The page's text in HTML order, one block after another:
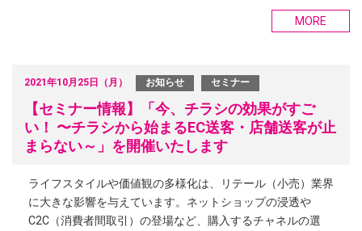
MORE
2021年10月25日（月） お知らせ セミナー
【セミナー情報】「今、チラシの効果がすご
い！ 〜チラシから始まるEC送客・店舗送客が止
まらない～」を開催いたします
ライフスタイルや価値観の多様化は、リテール（小売）業界
に大きな影響を与えています。ネットショップの浸透や
C2C（消費者間取引）の登場など、購入するチャネルの選